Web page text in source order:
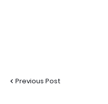
Previous Post